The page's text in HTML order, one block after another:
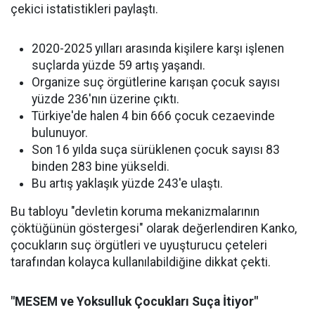
çekici istatistikleri paylaştı.
2020-2025 yılları arasında kişilere karşı işlenen
suçlarda yüzde 59 artış yaşandı.
Organize suç örgütlerine karışan çocuk sayısı
yüzde 236'nın üzerine çıktı.
Türkiye'de halen 4 bin 666 çocuk cezaevinde
bulunuyor.
Son 16 yılda suça sürüklenen çocuk sayısı 83
binden 283 bine yükseldi.
Bu artış yaklaşık yüzde 243'e ulaştı.
Bu tabloyu "devletin koruma mekanizmalarının
çöktüğünün göstergesi" olarak değerlendiren Kanko,
çocukların suç örgütleri ve uyuşturucu çeteleri
tarafından kolayca kullanılabildiğine dikkat çekti.
"MESEM ve Yoksulluk Çocukları Suça İtiyor"